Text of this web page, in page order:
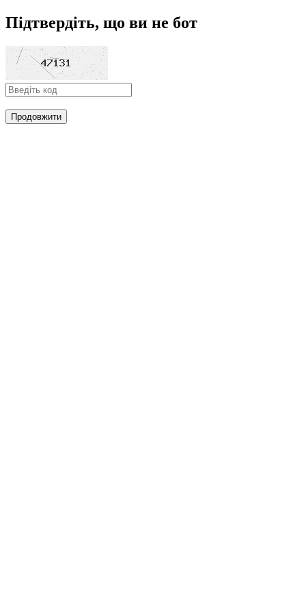
Підтвердіть, що ви не бот
Продовжити